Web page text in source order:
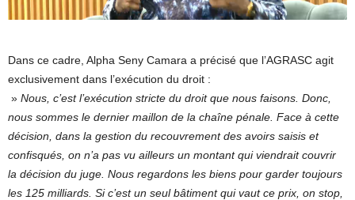
Dans ce cadre, Alpha Seny Camara a précisé que l’AGRASC agit
exclusivement dans l’exécution du droit :
» Nous, c’est l’exécution stricte du droit que nous faisons. Donc,
nous sommes le dernier maillon de la chaîne pénale. Face à cette
décision, dans la gestion du recouvrement des avoirs saisis et
confisqués, on n’a pas vu ailleurs un montant qui viendrait couvrir
la décision du juge. Nous regardons les biens pour garder toujours
les 125 milliards. Si c’est un seul bâtiment qui vaut ce prix, on stop,